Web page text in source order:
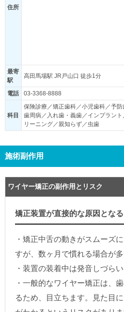
住所
最寄
駅
高田馬場駅 JR戸山口 徒歩1分
電話 03-3368-8888
科目
保険診療／矯正歯科／小児歯科／予
歯周病／入れ歯・義歯／インプラン
リーニング／親知らず／虫歯
施術副作用